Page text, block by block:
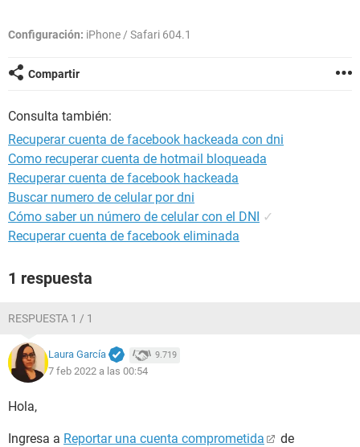
Configuración: iPhone / Safari 604.1
Compartir
Consulta también:
Recuperar cuenta de facebook hackeada con dni
Como recuperar cuenta de hotmail bloqueada
Recuperar cuenta de facebook hackeada
Buscar numero de celular por dni
Cómo saber un número de celular con el DNI ✓
Recuperar cuenta de facebook eliminada
1 respuesta
RESPUESTA 1 / 1
Laura García 9.719
7 feb 2022 a las 00:54
Hola,
Ingresa a Reportar una cuenta comprometida
de